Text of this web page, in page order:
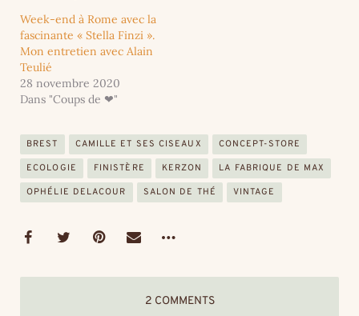
Week-end à Rome avec la
fascinante « Stella Finzi ».
Mon entretien avec Alain
Teulié
28 novembre 2020
Dans "Coups de ❤"
BREST CAMILLE ET SES CISEAUX CONCEPT-STORE
ECOLOGIE FINISTÈRE KERZON LA FABRIQUE DE MAX
OPHÉLIE DELACOUR SALON DE THÉ VINTAGE
2 COMMENTS